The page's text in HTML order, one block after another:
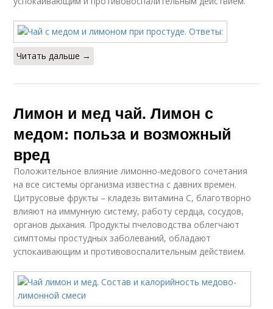
Читать дальше →
Лимон и мед чай. Лимон с
медом: польза и возможный
вред
Положительное влияние лимонно-медового сочетания
на все системы организма известна с давних времен.
Цитрусовые фрукты – кладезь витамина C, благотворно
влияют на иммунную систему, работу сердца, сосудов,
органов дыхания. Продукты пчеловодства облегчают
симптомы простудных заболеваний, обладают
успокаивающим и противовоспалительным действием.